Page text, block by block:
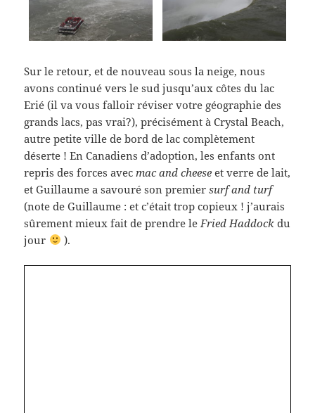
Sur le retour, et de nouveau sous la neige, nous
avons continué vers le sud jusqu’aux côtes du lac
Erié (il va vous falloir réviser votre géographie des
grands lacs, pas vrai?), précisément à Crystal Beach,
autre petite ville de bord de lac complètement
déserte ! En Canadiens d’adoption, les enfants ont
repris des forces avec mac and cheese et verre de lait,
et Guillaume a savouré son premiersurf and turf
(note de Guillaume : et c’était trop copieux ! j’aurais
sûrement mieux fait de prendre le Fried Haddock du
jour
).